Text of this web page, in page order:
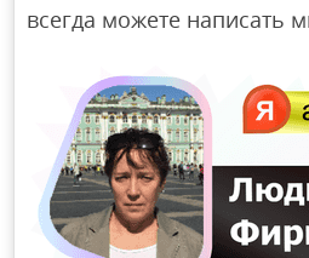
всегда можете написать